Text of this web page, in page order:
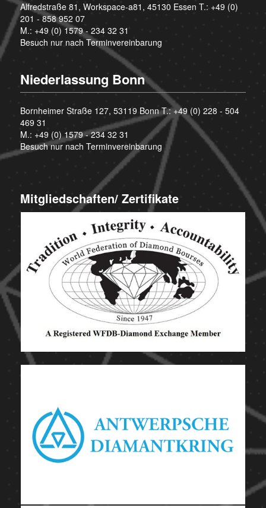
Alfredstraße 81, Workspace-a81, 45130 Essen T.: +49 (0)
201 - 858 952 07
M.: +49 (0) 1579 - 234 32 31
Besuch nur nach Terminvereinbarung
Niederlassung Bonn
Bornheimer Straße 127, 53119 Bonn T.:+49 (0) 228 - 504
469 31
M.: +49 (0) 1579 - 234 32 31
Besuch nur nach Terminvereinbarung
Mitgliedschaften/ Zertifikate